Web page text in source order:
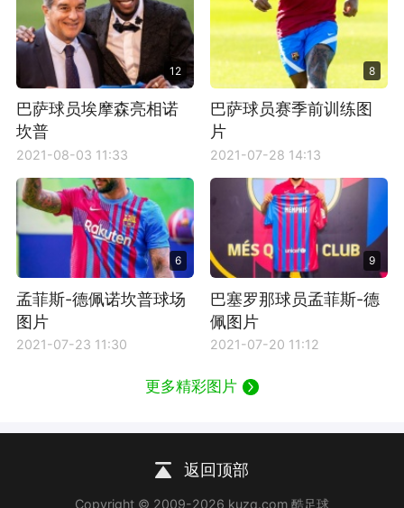
12
巴萨球员埃摩森亮相诺
坎普
2021-08-03 11:33
8
巴萨球员赛季前训练图
片
2021-07-28 14:13
6
孟菲斯-德佩诺坎普球场
图片
2021-07-23 11:30
9
巴塞罗那球员孟菲斯-德
佩图片
2021-07-20 11:12
更多精彩图片
返回顶部
Copyright © 2009-2026 kuzq.com 酷足球